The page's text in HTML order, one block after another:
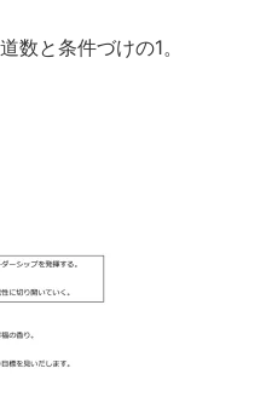
数と条件づけの1。